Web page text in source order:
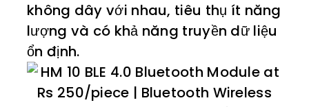
không dây với nhau, tiêu thụ ít năng
lượng và có khả năng truyền dữ liệu
ổn định.